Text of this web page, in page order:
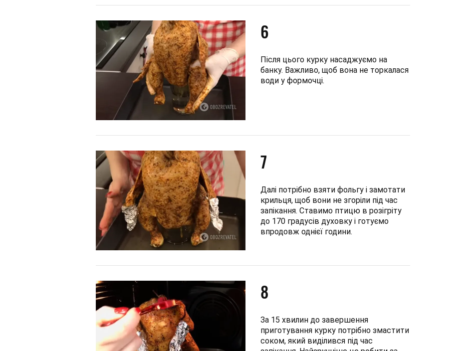
6
Після цього курку насаджуємо на
банку. Важливо, щоб вона не торкалася
води у формочці.
7
Далі потрібно взяти фольгу і замотати
крильця, щоб вони не згоріли під час
запікання. Ставимо птицю в розігріту
до 170 градусів духовку і готуємо
впродовж однієї години.
8
За 15 хвилин до завершення
приготування курку потрібно змастити
соком, який виділився під час